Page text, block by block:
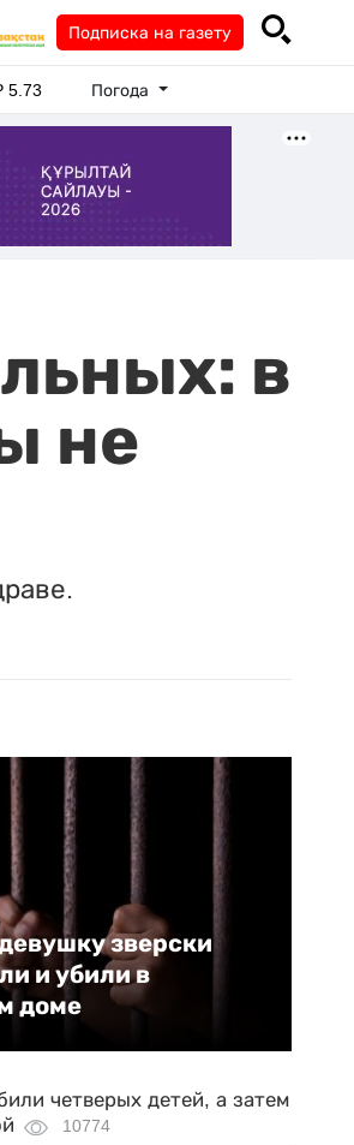
Подписка на газету
5.73 Погода
в
не
зверски
и убили в
доме
четверых детей, а затем
10774